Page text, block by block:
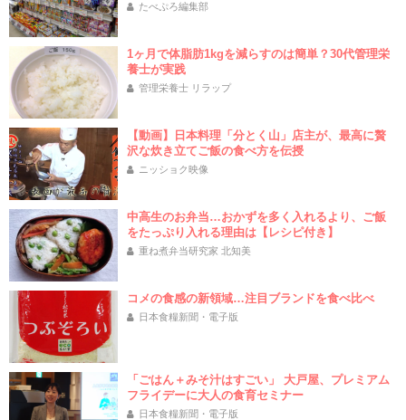
たべぷろ編集部
1ヶ月で体脂肪1kgを減らすのは簡単？30代管理栄
養士が実践
管理栄養士 リラップ
【動画】日本料理「分とく山」店主が、最高に贅
沢な炊き立てご飯の食べ方を伝授
ニッショク映像
中高生のお弁当…おかずを多く入れるより、ご飯
をたっぷり入れる理由は【レシピ付き】
重ね煮弁当研究家 北知美
コメの食感の新領域…注目ブランドを食べ比べ
日本食糧新聞・電子版
「ごはん＋みそ汁はすごい」 大戸屋、プレミアム
フライデーに大人の食育セミナー
日本食糧新聞・電子版